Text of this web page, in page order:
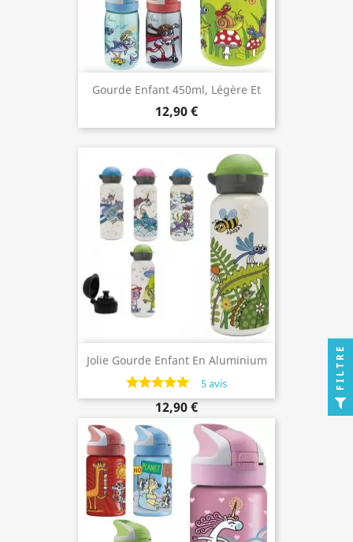
Gourde Enfant 450ml, Légère Et
Bouchon Paille
12,90 €
Jolie Gourde Enfant En Aluminium
450ml
5 avis
12,90 €
FILTRE